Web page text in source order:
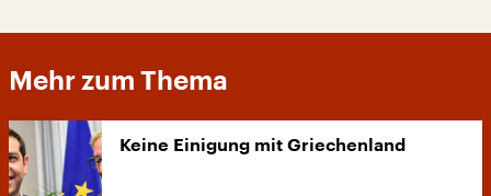
Mehr zum Thema
Keine Einigung mit Griechenland